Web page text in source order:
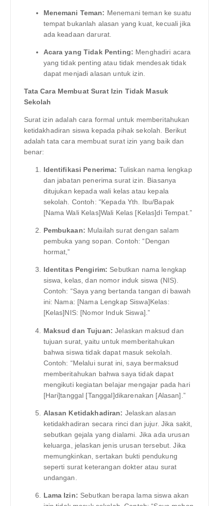
Menemani Teman: Menemani teman ke suatu
tempat bukanlah alasan yang kuat, kecuali jika
ada keadaan darurat.
Acara yang Tidak Penting: Menghadiri acara
yang tidak penting atau tidak mendesak tidak
dapat menjadi alasan untuk izin.
Tata Cara Membuat Surat Izin Tidak Masuk
Sekolah
Surat izin adalah cara formal untuk memberitahukan
ketidakhadiran siswa kepada pihak sekolah. Berikut
adalah tata cara membuat surat izin yang baik dan
benar:
Identifikasi Penerima: Tuliskan nama lengkap
dan jabatan penerima surat izin. Biasanya
ditujukan kepada wali kelas atau kepala
sekolah. Contoh: “Kepada Yth. Ibu/Bapak
[Nama Wali Kelas]Wali Kelas [Kelas]di Tempat.”
Pembukaan: Mulailah surat dengan salam
pembuka yang sopan. Contoh: “Dengan
hormat,”
Identitas Pengirim: Sebutkan nama lengkap
siswa, kelas, dan nomor induk siswa (NIS).
Contoh: “Saya yang bertanda tangan di bawah
ini: Nama: [Nama Lengkap Siswa]Kelas:
[Kelas]NIS: [Nomor Induk Siswa].”
Maksud dan Tujuan: Jelaskan maksud dan
tujuan surat, yaitu untuk memberitahukan
bahwa siswa tidak dapat masuk sekolah.
Contoh: “Melalui surat ini, saya bermaksud
memberitahukan bahwa saya tidak dapat
mengikuti kegiatan belajar mengajar pada hari
[Hari]tanggal [Tanggal]dikarenakan [Alasan].”
Alasan Ketidakhadiran: Jelaskan alasan
ketidakhadiran secara rinci dan jujur. Jika sakit,
sebutkan gejala yang dialami. Jika ada urusan
keluarga, jelaskan jenis urusan tersebut. Jika
memungkinkan, sertakan bukti pendukung
seperti surat keterangan dokter atau surat
undangan.
Lama Izin: Sebutkan berapa lama siswa akan